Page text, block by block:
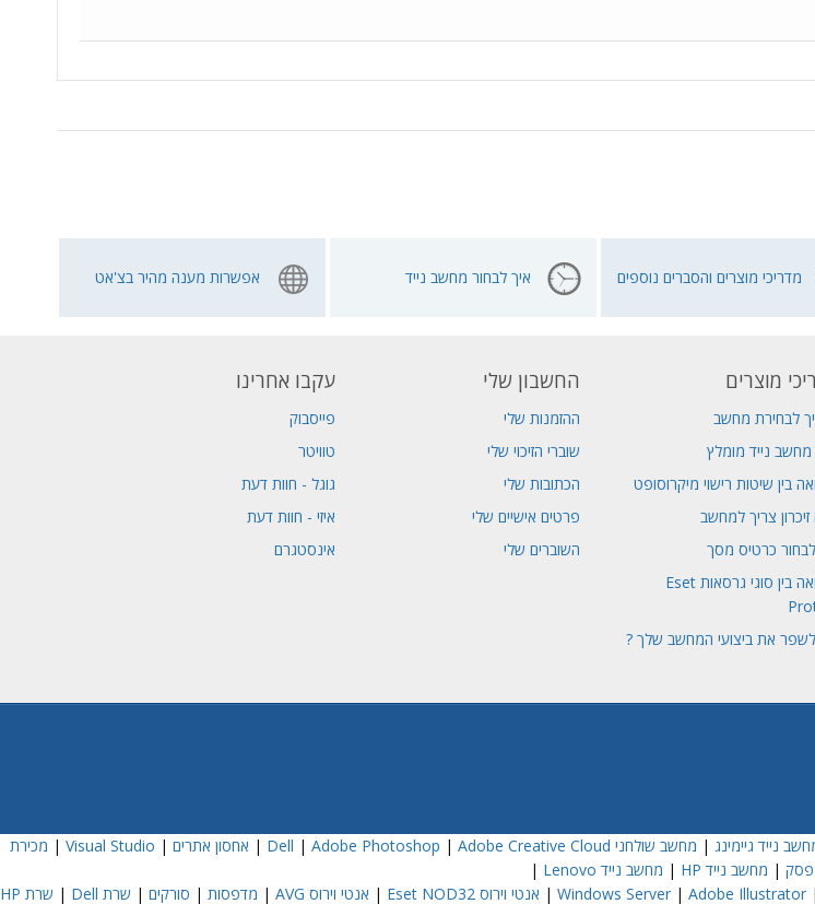
מדריכי מוצרים והסברים נוספים איך לבחור מחשב נייד אפשרות מענה מהיר בצ'אט
מוצרים
לבחירת מחשב
מחשב נייד מומלץ
בין שיטות רישוי מיקרוסופט
צריך למחשב
כרטיס מסך
השוואה בין סוגי גרסאות Eset
את ביצועי המחשב שלך ?
החשבון שלי
ההזמנות שלי
שוברי הזיכוי שלי
הכתובות שלי
פרטים אישיים שלי
השוברים שלי
עקבו אחרינו
פייסבוק
טוויטר
גוגל - חוות דעת
איזי - חוות דעת
אינסטגרם
נייד גיימינג | מחשב שולחני Dell | Adobe Photoshop | Adobe Creative Cloud
| אחסון אתרים |
Visual Studio
| מכירת
| מחשב נייד HP | מחשב נייד Lenovo
|
Windows Server | Adobe Illustrator |
| אנטי וירוס Eset NOD32 | אנטי וירוס AVG | מדפסות | סורקים | שרת Dell | שרת HP